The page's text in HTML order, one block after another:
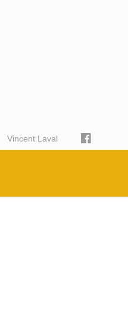
Vincent Laval